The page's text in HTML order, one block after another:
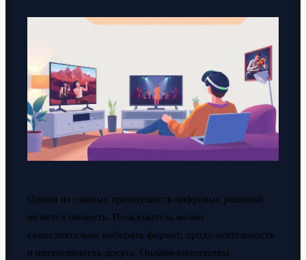
Одним из главных преимуществ цифровых решений
является гибкость. Пользователь может
самостоятельно выбирать формат, продолжительность
и интенсивность досуга. Онлайн-кинотеатры